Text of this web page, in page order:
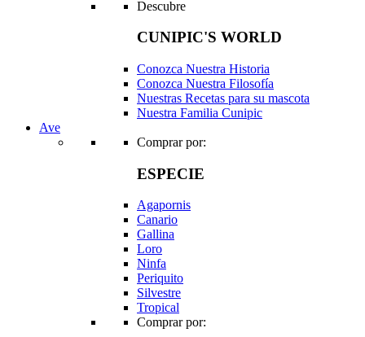
Descubre
CUNIPIC'S WORLD
Conozca Nuestra Historia
Conozca Nuestra Filosofía
Nuestras Recetas para su mascota
Nuestra Familia Cunipic
Ave
Comprar por:
ESPECIE
Agapornis
Canario
Gallina
Loro
Ninfa
Periquito
Silvestre
Tropical
Comprar por: